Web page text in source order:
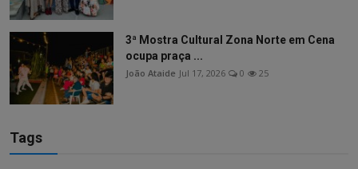
3ª Mostra Cultural Zona Norte em Cena
ocupa praça ...
João Ataide Jul 17, 2026 0 25
Tags